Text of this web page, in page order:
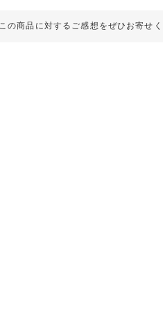
この商品に対するご感想をぜひお寄せ